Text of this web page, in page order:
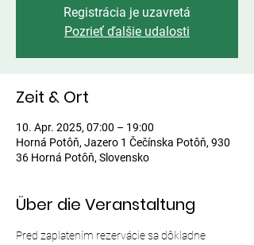
Registrácia je uzavretá
Pozrieť ďalšie udalosti
Zeit & Ort
10. Apr. 2025, 07:00 – 19:00
Horná Potôň, Jazero 1 Čečínska Potôň, 930
36 Horná Potôň, Slovensko
Über die Veranstaltung
Pred zaplatením rezervácie sa dôkladne